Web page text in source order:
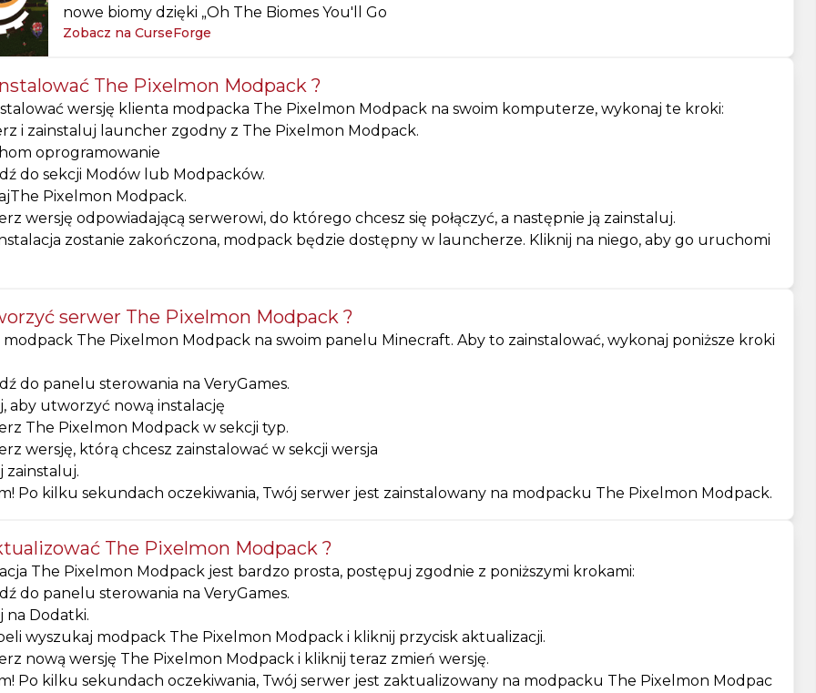
nowe biomy dzięki „Oh The Biomes You'll Go
Zobacz na CurseForge
The Pixelmon Modpack ?
wersję klienta modpacka The Pixelmon Modpack na swoim komputerze, wykonaj te kroki:
i zainstaluj launcher zgodny z The Pixelmon Modpack.
oprogramowanie
do sekcji Modów lub Modpacków.
Pixelmon Modpack.
wersję odpowiadającą serwerowi, do którego chcesz się połączyć, a następnie ją zainstaluj.
zostanie zakończona, modpack będzie dostępny w launcherze. Kliknij na niego, aby go uruchomi
serwer The Pixelmon Modpack ?
The Pixelmon Modpack na swoim panelu Minecraft. Aby to zainstalować, wykonaj poniższe kroki
do panelu sterowania na VeryGames.
aby utworzyć nową instalację
The Pixelmon Modpack w sekcji typ.
wersję, którą chcesz zainstalować w sekcji wersja
zainstaluj.
Po kilku sekundach oczekiwania, Twój serwer jest zainstalowany na modpacku The Pixelmon Modpack.
The Pixelmon Modpack ?
The Pixelmon Modpack jest bardzo prosta, postępuj zgodnie z poniższymi krokami:
do panelu sterowania na VeryGames.
na Dodatki.
wyszukaj modpack The Pixelmon Modpack i kliknij przycisk aktualizacji.
nową wersję The Pixelmon Modpack i kliknij teraz zmień wersję.
Po kilku sekundach oczekiwania, Twój serwer jest zaktualizowany na modpacku The Pixelmon Modpac